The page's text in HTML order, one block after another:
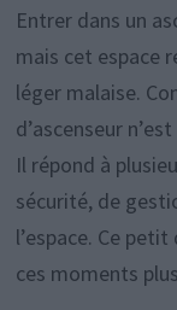
Entrer dans un
mais cet espace
léger malaise.
d’ascenseur
Il répond à
sécurité, de
l’espace. Ce
ces moments